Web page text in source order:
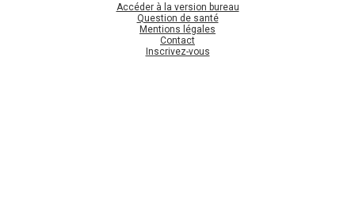
Accéder à la version bureau
Question de santé
Mentions légales
Contact
Inscrivez-vous